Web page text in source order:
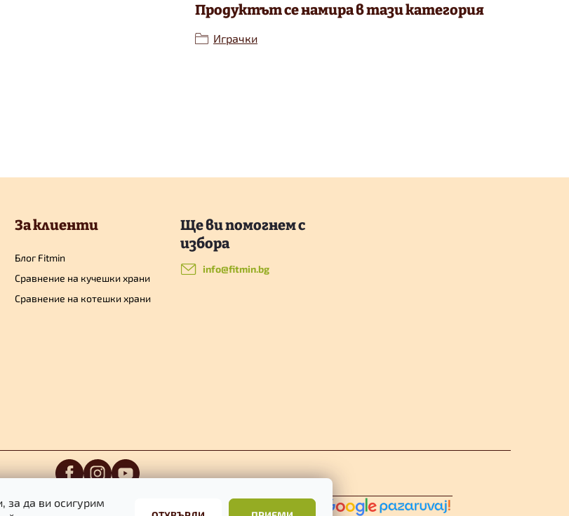
за да ви осигурим
Продуктът се намира в тази категория
Играчки
За клиенти
Блог Fitmin
Сравнение на кучешки храни
Сравнение на котешки храни
info@fitmin.bg